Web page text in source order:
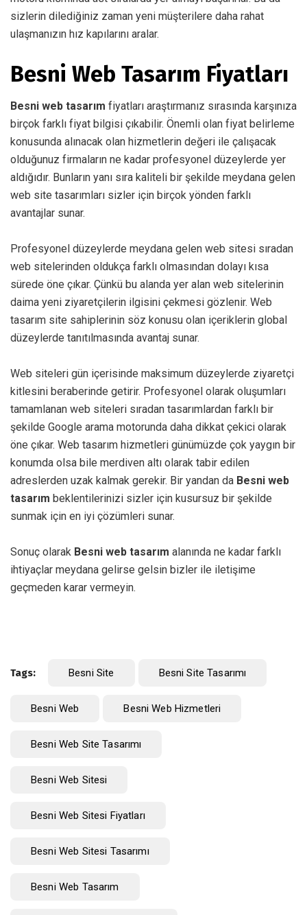
sizlerin dilediğiniz zaman yeni müşterilere daha rahat
ulaşmanızın hız kapılarını aralar.
Besni Web Tasarım Fiyatları
Besni web tasarım fiyatları araştırmanız sırasında karşınıza
birçok farklı fiyat bilgisi çıkabilir. Önemli olan fiyat belirleme
konusunda alınacak olan hizmetlerin değeri ile çalışacak
olduğunuz firmaların ne kadar profesyonel düzeylerde yer
aldığıdır. Bunların yanı sıra kaliteli bir şekilde meydana gelen
web site tasarımları sizler için birçok yönden farklı
avantajlar sunar.
Profesyonel düzeylerde meydana gelen web sitesi sıradan
web sitelerinden oldukça farklı olmasından dolayı kısa
sürede öne çıkar. Çünkü bu alanda yer alan web sitelerinin
daima yeni ziyaretçilerin ilgisini çekmesi gözlenir. Web
tasarım site sahiplerinin söz konusu olan içeriklerin global
düzeylerde tanıtılmasında avantaj sunar.
Web siteleri gün içerisinde maksimum düzeylerde ziyaretçi
kitlesini beraberinde getirir. Profesyonel olarak oluşumları
tamamlanan web siteleri sıradan tasarımlardan farklı bir
şekilde Google arama motorunda daha dikkat çekici olarak
öne çıkar. Web tasarım hizmetleri günümüzde çok yaygın bir
konumda olsa bile merdiven altı olarak tabir edilen
adreslerden uzak kalmak gerekir. Bir yandan da Besni web
tasarım beklentilerinizi sizler için kusursuz bir şekilde
sunmak için en iyi çözümleri sunar.
Sonuç olarak Besni web tasarım alanında ne kadar farklı
ihtiyaçlar meydana gelirse gelsin bizler ile iletişime
geçmeden karar vermeyin.
Tags: Besni Site Besni Site Tasarımı
Besni Web Besni Web Hizmetleri
Besni Web Site Tasarımı
Besni Web Sitesi
Besni Web Sitesi Fiyatları
Besni Web Sitesi Tasarımı
Besni Web Tasarım